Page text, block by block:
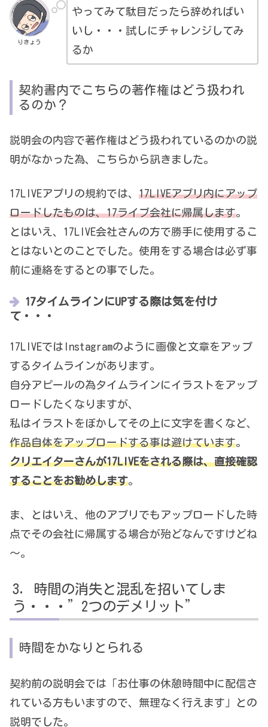
りきょう
やってみて駄目だったら辞めればい
いし・・・試しにチャレンジしてみ
るか
契約書内でこちらの著作権はどう扱われ
るのか？
説明会の内容で著作権はどう扱われているのかの説
明がなかった為、こちらから訊きました。
17LIVEアプリの規約では、 17LIVEアプリ内にアップ
ロードしたものは、17ライブ会社に帰属します。
とはいえ、17LIVE会社さんの方で勝手に使用するこ
とはないとのことでした。使用をする場合は必ず事
前に連絡をするとの事でした。
17タイムラインにUPする際は気を付け
て・・・
17LIVEではInstagramのように画像と文章をアップ
するタイムラインがあります。
自分アピールの為タイムラインにイラストをアップ
ロードしたくなりますが、
私はイラストをぼかしてその上に文字を書くなど、
作品自体をアップロードする事は避けています。
クリエイターさんが17LIVEをされる際は、直接確認
することをお勧めします。
ま、とはいえ、他のアプリでもアップロードした時
点でその会社に帰属する場合が殆どなんですけどね
～。
時間の消失と混乱を招いてしま
う・・・”2つのデメリット”
時間をかなりとられる
契約前の説明会では「お仕事の休憩時間中に配信さ
れている方もいますので、無理なく行えます」との
説明でした。